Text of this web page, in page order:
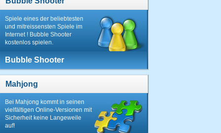
Spiele eines der beliebtesten
und mitreissensten Spiele im
Internet ! Bubble Shooter
kostenlos spielen.
Bubble Shooter
Mahjong
Bei Mahjong kommt in seinen
vielfältigen Online-Versionen mit
Sicherheit keine Langeweile
auf!